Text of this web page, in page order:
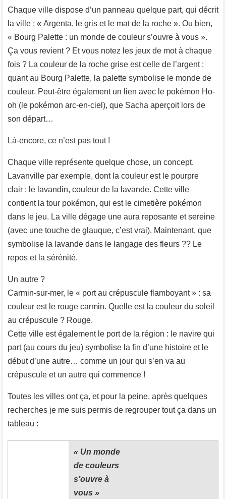
Chaque ville dispose d’un panneau quelque part, qui décrit
la ville : « Argenta, le gris et le mat de la roche ». Ou bien,
« Bourg Palette : un monde de couleur s’ouvre à vous ».
Ça vous revient ? Et vous notez les jeux de mot à chaque
fois ? La couleur de la roche grise est celle de l’argent ;
quant au Bourg Palette, la palette symbolise le monde de
couleur. Peut-être également un lien avec le pokémon Ho-
oh (le pokémon arc-en-ciel), que Sacha aperçoit lors de
son départ…
Là-encore, ce n’est pas tout !
Chaque ville représente quelque chose, un concept.
Lavanville par exemple, dont la couleur est le pourpre
clair : le lavandin, couleur de la lavande. Cette ville
contient la tour pokémon, qui est le cimetière pokémon
dans le jeu. La ville dégage une aura reposante et sereine
(avec une touche de glauque, c’est vrai). Maintenant, que
symbolise la lavande dans le langage des fleurs ?? Le
repos et la sérénité.
Un autre ?
Carmin-sur-mer, le « port au crépuscule flamboyant » : sa
couleur est le rouge carmin. Quelle est la couleur du soleil
au crépuscule ? Rouge.
Cette ville est également le port de la région : le navire qui
part (au cours du jeu) symbolise la fin d’une histoire et le
début d’une autre… comme un jour qui s’en va au
crépuscule et un autre qui commence !
Toutes les villes ont ça, et pour la peine, après quelques
recherches je me suis permis de regrouper tout ça dans un
tableau :
« Un monde
de couleurs
s’ouvre à
vous »